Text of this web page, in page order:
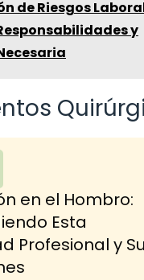
de Riesgos
y
en el Hombro:
Esta
Profesional y